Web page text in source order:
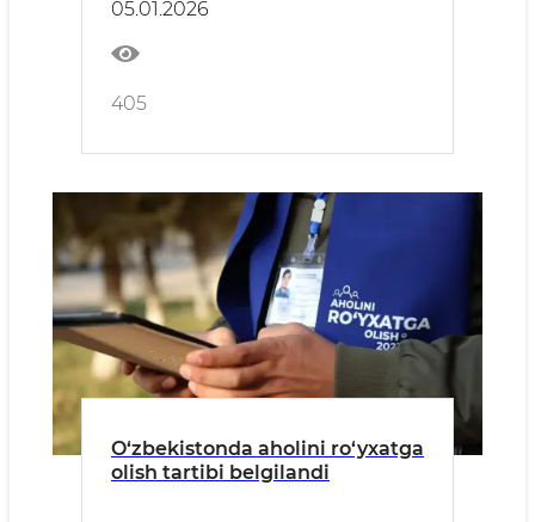
05.01.2026
405
O‘zbekistonda aholini ro‘yxatga
olish tartibi belgilandi